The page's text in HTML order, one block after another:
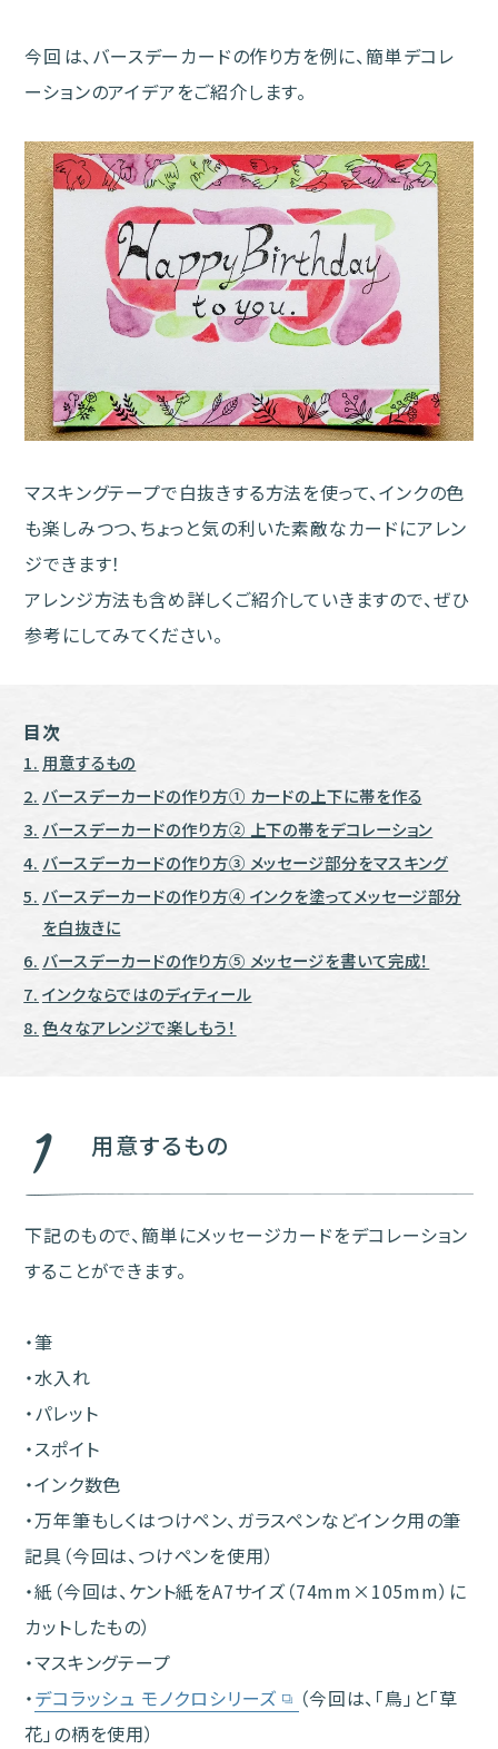
今回⁨⁩は、バースデーカードの作り方を例に、簡単デコレ
ーションのアイデアをご紹介します。
マスキングテープで白抜きする方法を使って、インクの色
も楽しみつつ、ちょっと気の利いた素敵なカードにアレン
ジできます！
アレンジ方法も含め詳しくご紹介していきますので、ぜひ
参考にしてみてください。
目次
用意するもの
バースデーカードの作り方① カードの上下に帯を作る
バースデーカードの作り方② 上下の帯をデコレーション
バースデーカードの作り方③ メッセージ部分をマスキング
バースデーカードの作り方④ インクを塗ってメッセージ部分
を白抜きに
バースデーカードの作り方⑤ メッセージを書いて完成！
インクならではのディティール
色々なアレンジで楽しもう！
1 用意するもの
下記のもので、簡単にメッセージカードをデコレーション
することができます。
・筆
・水入れ
・パレット
・スポイト
・インク数色
・万年筆もしくはつけペン、ガラスペンなどインク用の筆
記具（今回は、つけペンを使用）
・紙（今回は、ケント紙をA7サイズ（74mm×105mm）に
カットしたもの）
・マスキングテープ
・デコラッシュ モノクロシリーズ
（今回は、「鳥」と「草
花」の柄を使用）